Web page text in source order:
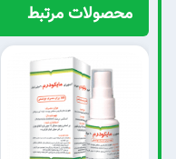
محصولات مرتبط